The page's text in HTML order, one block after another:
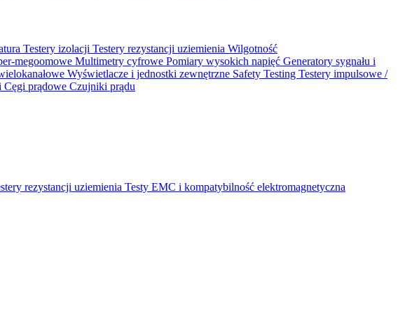
Testery izolacji Testery rezystancji uziemienia Wilgotność
megoomowe Multimetry cyfrowe Pomiary wysokich napięć Generatory sygnału i
Wyświetlacze i jednostki zewnętrzne Safety Testing Testery impulsowe /
Cęgi prądowe Czujniki prądu
rezystancji uziemienia Testy EMC i kompatybilność elektromagnetyczna